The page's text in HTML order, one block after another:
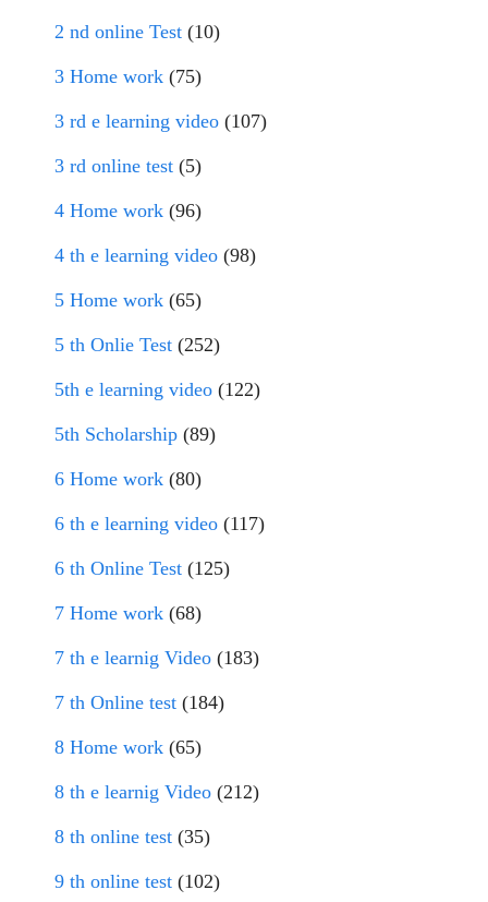
2 nd online Test (10)
3 Home work (75)
3 rd e learning video (107)
3 rd online test (5)
4 Home work (96)
4 th e learning video (98)
5 Home work (65)
5 th Onlie Test (252)
5th e learning video (122)
5th Scholarship (89)
6 Home work (80)
6 th e learning video (117)
6 th Online Test (125)
7 Home work (68)
7 th e learnig Video (183)
7 th Online test (184)
8 Home work (65)
8 th e learnig Video (212)
8 th online test (35)
9 th online test (102)